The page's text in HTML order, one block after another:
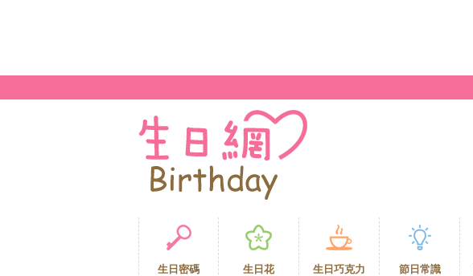
生日密碼 生日花 生日巧克力 節日常識